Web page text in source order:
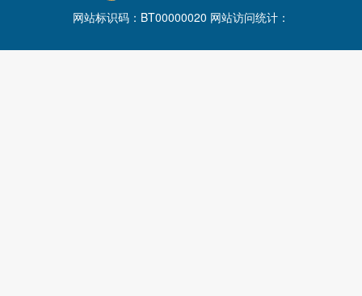
网站标识码：BT00000020 网站访问统计：